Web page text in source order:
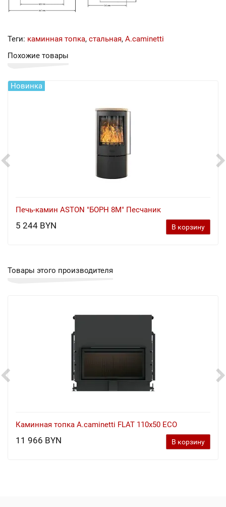
Теги: каминная топка, стальная, A.caminetti
Похожие товары
Новинка
Печь-камин ASTON "БОРН 8М" Песчаник
5 244 BYN В корзину
Товары этого производителя
Каминная топка A.caminetti FLAT 110x50 ECO
11 966 BYN В корзину